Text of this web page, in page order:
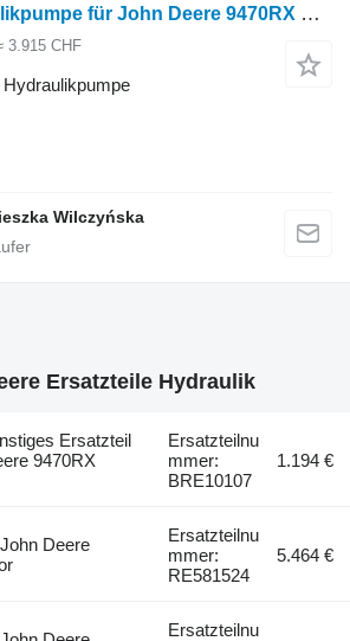
RE586666 Hydraulikpumpe für John Deere 9470RX Raupentraktor
3.915 CHF
Wilczyńska
Ersatzteile Hydraulik
Ersatzteil
9470RX
Ersatzteilnu
mmer:
BRE10107
1.194 €
Deere
Ersatzteilnu
mmer:
RE581524
5.464 €
Ersatzteilnu